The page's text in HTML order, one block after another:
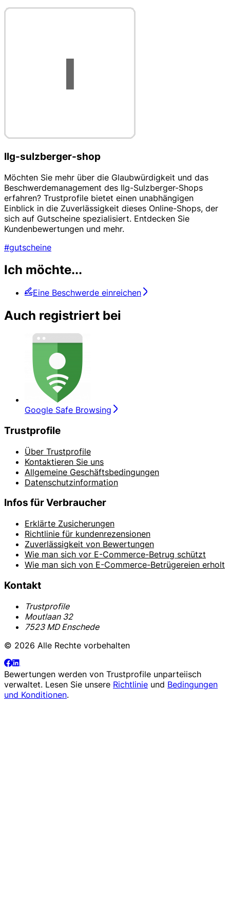
Ilg-sulzberger-shop
Möchten Sie mehr über die Glaubwürdigkeit und das
Beschwerdemanagement des Ilg-Sulzberger-Shops
erfahren? Trustprofile bietet einen unabhängigen
Einblick in die Zuverlässigkeit dieses Online-Shops, der
sich auf Gutscheine spezialisiert. Entdecken Sie
Kundenbewertungen und mehr.
#gutscheine
Ich möchte...
Eine Beschwerde einreichen
Auch registriert bei
Google Safe Browsing
Trustprofile
Über Trustprofile
Kontaktieren Sie uns
Allgemeine Geschäftsbedingungen
Datenschutzinformation
Infos für Verbraucher
Erklärte Zusicherungen
Richtlinie für kundenrezensionen
Zuverlässigkeit von Bewertungen
Wie man sich vor E-Commerce-Betrug schützt
Wie man sich von E-Commerce-Betrügereien erholt
Kontakt
Trustprofile
Moutlaan 32
7523 MD Enschede
© 2026 Alle Rechte vorbehalten
Bewertungen werden von Trustprofile unparteiisch
verwaltet. Lesen Sie unsere Richtlinie und Bedingungen
und Konditionen.